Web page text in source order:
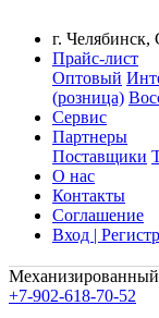
г. Челябинск,
Прайс-лист
Оптовый
(розница)
Сервис
Партнеры
Поставщики
О нас
Контакты
Соглашение
Вход |
Механизированный
+7-902-618-70-52